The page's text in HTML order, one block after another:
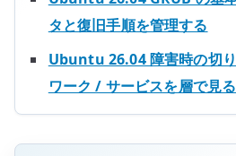
タと復旧手順を管理する
Ubuntu 26.04 障害時の切
ワーク / サービスを層で見る